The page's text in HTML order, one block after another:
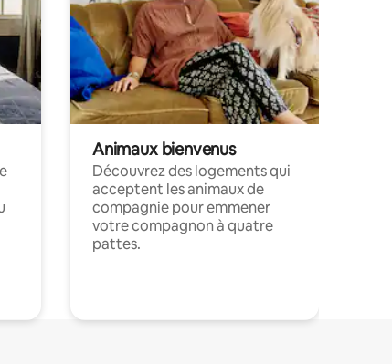
Animaux bienvenus
Découvrez des logements qui
acceptent les animaux de
compagnie pour emmener
votre compagnon à quatre
pattes.